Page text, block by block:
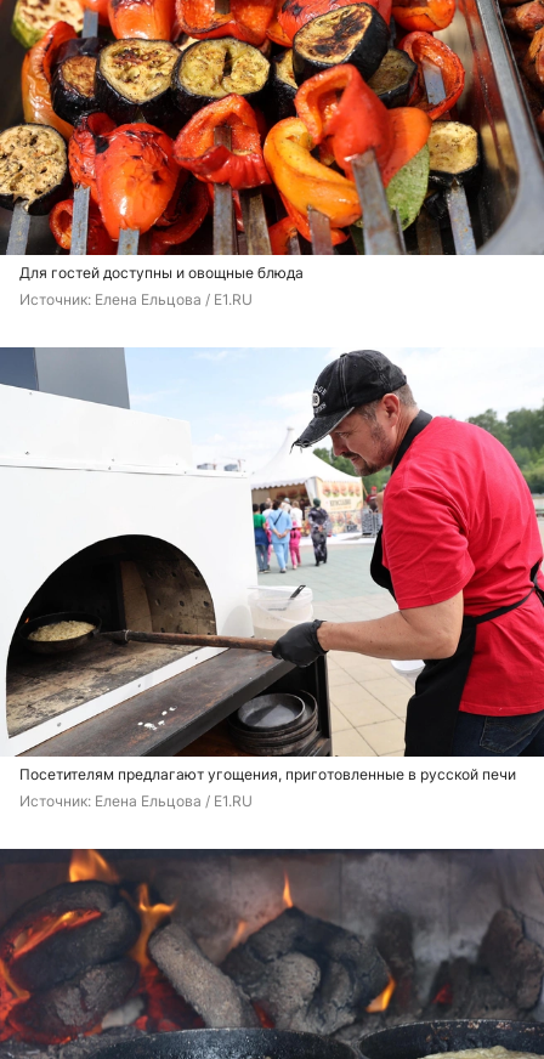
Для гостей доступны и овощные блюда
Источник: Елена Ельцова / E1.RU
Посетителям предлагают угощения, приготовленные в русской печи
Источник: Елена Ельцова / E1.RU